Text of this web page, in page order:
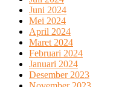
Juni 2024
Mei 2024
April 2024
Maret 2024
Februari 2024
Januari 2024
Desember 2023